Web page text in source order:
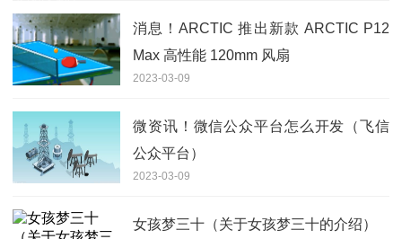
消息！ARCTIC 推出新款 ARCTIC P12
Max 高性能 120mm 风扇
2023-03-09
微资讯！微信公众平台怎么开发（飞信
公众平台）
2023-03-09
女孩梦三十（关于女孩梦三十的介绍）